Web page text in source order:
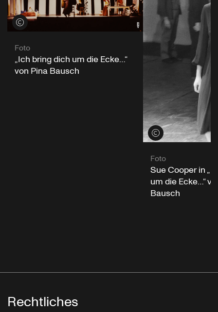
Credits öffnen
Foto
„Ich bring dich um die Ecke…“
von Pina Bausch
Credits öffnen
Foto
Sue Cooper in
um die Ecke…“
Bausch
Rechtliches